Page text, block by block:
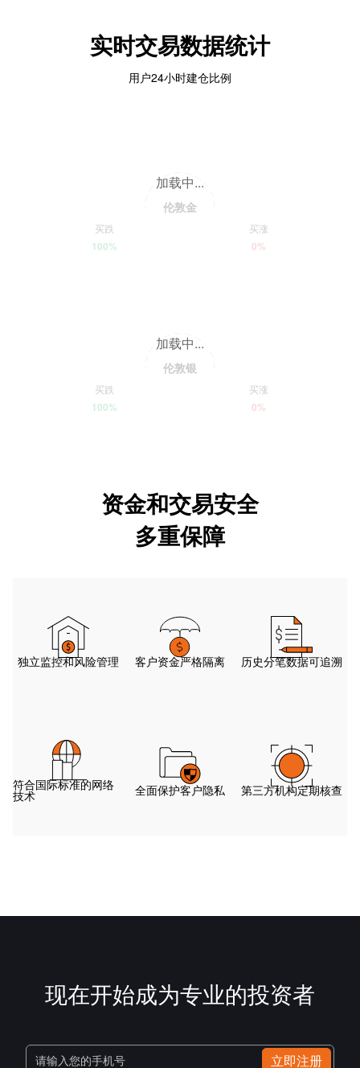
实时交易数据统计
用户24小时建仓比例
加载中...
伦敦金
买跌
100%
买涨
0%
加载中...
伦敦银
买跌
100%
买涨
0%
资金和交易安全
多重保障
独立监控和风险管理 客户资金严格隔离 历史分笔数据可追溯
符合国际标准的网络
技术
全面保护客户隐私 第三方机构定期核查
现在开始成为专业的投资者
请输入您的手机号 立即注册